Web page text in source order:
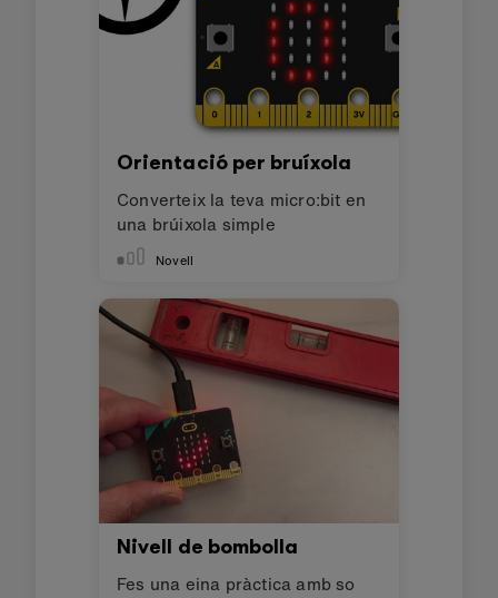
Orientació per bruíxola
Converteix la teva micro:bit en
una brúixola simple
Novell
Nivell de bombolla
Fes una eina pràctica amb so